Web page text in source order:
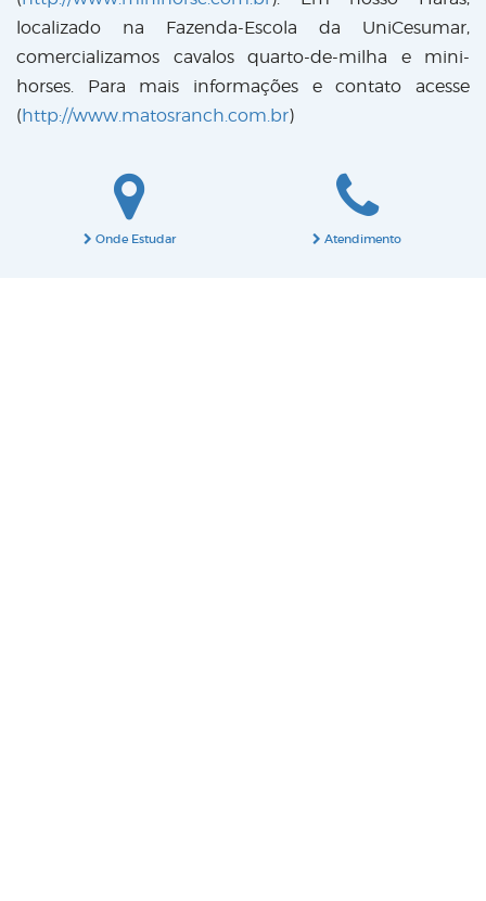
localizado na Fazenda-Escola da UniCesumar,
comercializamos cavalos quarto-de-milha e mini-
horses. Para mais informações e contato acesse
(http://www.matosranch.com.br)
Onde Estudar Atendimento